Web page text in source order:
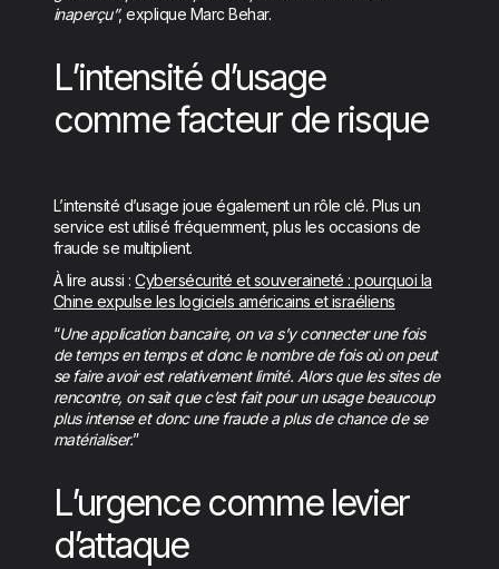
inaperçu”, explique Marc Behar.
L’intensité d’usage
comme facteur de risque
L’intensité d’usage joue également un rôle clé. Plus un
service est utilisé fréquemment, plus les occasions de
fraude se multiplient.
À lire aussi :Cybersécurité et souveraineté : pourquoi la
Chine expulse les logiciels américains et israéliens
“Une application bancaire, on va s’y connecter une fois
de temps en temps et donc le nombre de fois où on peut
se faire avoir est relativement limité. Alors que les sites de
rencontre, on sait que c’est fait pour un usage beaucoup
plus intense et donc une fraude a plus de chance de se
matérialiser.”
L’urgence comme levier
d’attaque